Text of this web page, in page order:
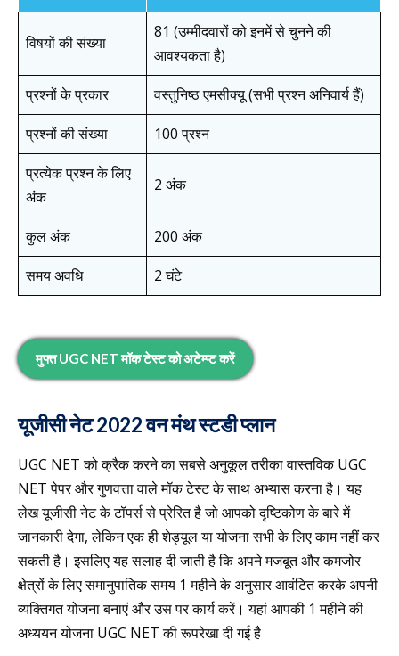
विषयों की संख्या
81 (उम्मीदवारों को इनमें से चुनने की
आवश्यकता है)
प्रश्नों के प्रकार
वस्तुनिष्ठ एमसीक्यू (सभी प्रश्न अनिवार्य हैं)
प्रश्नों की संख्या
100 प्रश्न
प्रत्येक प्रश्न के लिए
अंक
2 अंक
कुल अंक
200 अंक
समय अवधि
2 घंटे
मुफ्तUGC NET मॉक टेस्ट को अटेम्प्ट करें
यूजीसी नेट 2022 वन मंथ स्टडी प्लान
UGC NET को क्रैक करने का सबसे अनुकूल तरीका वास्तविक UGC
NET पेपर और गुणवत्ता वाले मॉक टेस्ट के साथ अभ्यास करना है। यह
लेख यूजीसी नेट के टॉपर्स से प्रेरित है जो आपको दृष्टिकोण के बारे में
जानकारी देगा, लेकिन एक ही शेड्यूल या योजना सभी के लिए काम नहीं कर
सकती है। इसलिए यह सलाह दी जाती है कि अपने मजबूत और कमजोर
क्षेत्रों के लिए समानुपातिक समय 1 महीने के अनुसार आवंटित करके अपनी
व्यक्तिगत योजना बनाएं और उस पर कार्य करें। यहां आपकी 1 महीने की
अध्ययन योजना UGC NET की रूपरेखा दी गई है